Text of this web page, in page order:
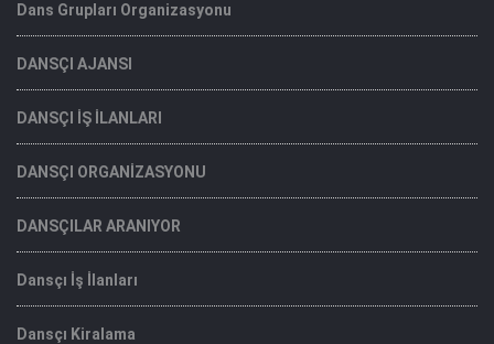
Dans Grupları Organizasyonu
DANSÇI AJANSI
DANSÇI İŞ İLANLARI
DANSÇI ORGANİZASYONU
DANSÇILAR ARANIYOR
Dansçı İş İlanları
Dansçı Kiralama